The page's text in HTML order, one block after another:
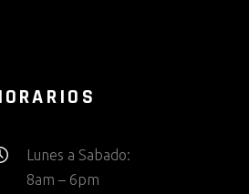
Lunes a Sabado:
8am – 6pm